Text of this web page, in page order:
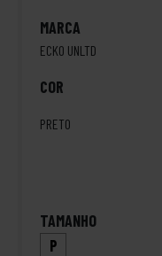
MARCA
ECKO UNLTD
COR
PRETO
TAMANHO
P